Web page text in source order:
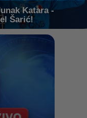
Katara -
Šarić!